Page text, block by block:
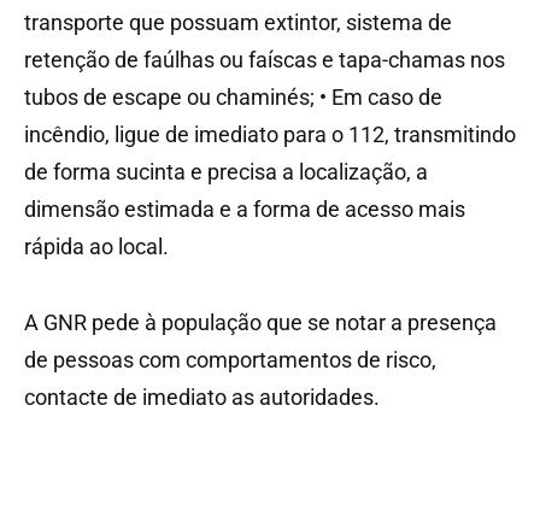
transporte que possuam extintor, sistema de
retenção de faúlhas ou faíscas e tapa-chamas nos
tubos de escape ou chaminés; • Em caso de
incêndio, ligue de imediato para o 112, transmitindo
de forma sucinta e precisa a localização, a
dimensão estimada e a forma de acesso mais
rápida ao local.
A GNR pede à população que se notar a presença
de pessoas com comportamentos de risco,
contacte de imediato as autoridades.